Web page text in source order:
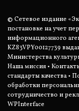
© Сетевое издание
постановке на учет
информационного
KZ83VPY00127739
Министерства
Наша миссия •
стандарты качества •
обработки
сотрудничество и
WPInterface